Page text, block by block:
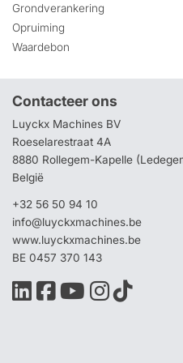
Grondverankering
Opruiming
Waardebon
Contacteer ons
Luyckx Machines BV
Roeselarestraat 4A
8880 Rollegem-Kapelle
België
+32 56 50 94 10
info@luyckxmachines.be
www.luyckxmachines.be
BE 0457 370 143